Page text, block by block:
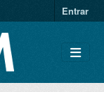
Entrar